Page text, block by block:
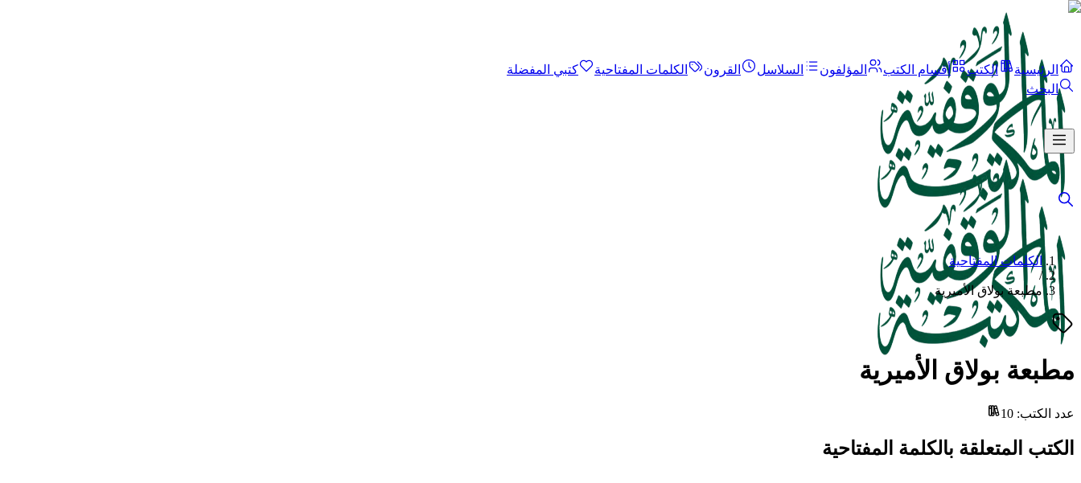
الرئيسية الكتب أقسام الكتب المؤلفون السلاسل القرون الكلمات المفتاحية
كتبي المفضلة
البحث
الكلمات المفتاحية
/
مطبعة بولاق الأميرية
مطبعة بولاق الأميرية
عدد الكتب:
10
الكتب المتعلقة بالكلمة المفتاحية